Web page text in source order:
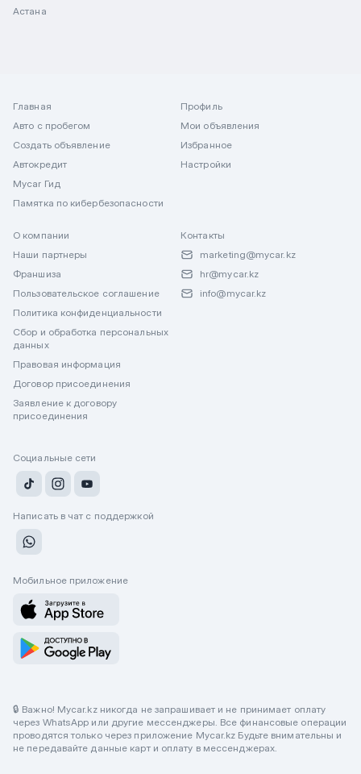
Астана
Главная
Авто с пробегом
Создать объявление
Автокредит
Mycar Гид
Памятка по кибербезопасности
Профиль
Мои объявления
Избранное
Настройки
О компании
Наши партнеры
Франшиза
Пользовательское соглашение
Политика конфиденциальности
Сбор и обработка персональных
данных
Правовая информация
Договор присоединения
Заявление к договору
присоединения
Контакты
marketing@mycar.kz
hr@mycar.kz
info@mycar.kz
Социальные сети
Написать в чат с поддержкой
Мобильное приложение
🔒 Важно! Mycar.kz никогда не запрашивает и не принимает оплату
через WhatsApp или другие мессенджеры. Все финансовые операции
проводятся только через приложение Mycar.kz Будьте внимательны и
не передавайте данные карт и оплату в мессенджерах.